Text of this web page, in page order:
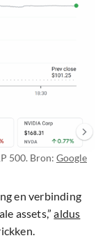
500. Bron: Google
en verbinding
assets,”aldus